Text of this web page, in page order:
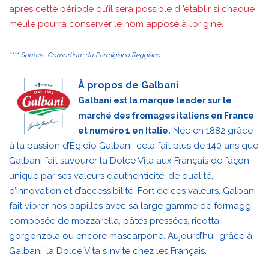
après cette période qu’il sera possible d ’établir si chaque
meule pourra conserver le nom apposé à l’origine.
**** Source : Consortium du Parmigiano Reggiano
À propos de Galbani
Galbani est la marque leader sur le
marché des fromages italiens en France
et numéro 1 en Italie. Née en 1882 grâce
à la passion d’Egidio Galbani, cela fait plus de 140 ans que
Galbani fait savourer la Dolce Vita aux Français de façon
unique par ses valeurs d’authenticité, de qualité,
d’innovation et d’accessibilité. Fort de ces valeurs, Galbani
fait vibrer nos papilles avec sa large gamme de formaggi
composée de mozzarella, pâtes pressées, ricotta,
gorgonzola ou encore mascarpone. Aujourd’hui, grâce à
Galbani, la Dolce Vita s’invite chez les Français.